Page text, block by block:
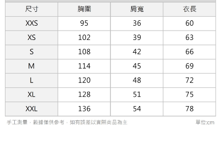
※ 交易是否成功請以「AFTEE先享後付 」之結帳頁面顯示為準，若有關於
是否繳費成功／繳費後需取消欲退款等相關疑問，請聯繫「AFTEE先享後付
客戶支援中心」
https://netprotections.freshdesk.com/support/home
【注意事項】
１．透過由恩沛科技股份有限公司提供之「AFTEE先享後付」服務完成之交
易，需依本服務之必要範圍內提供個人資料，並將交易相關給付款項請求債
２．關於個人資料處理事宜，請瀏覽以下網址：
https://aftee.tw/terms/#terms3
３．未成年的使用者請事先徵得法定代理人或監護人之同意方可使用
「AFTEE先享後付」，若未經同意申辦者引起之損失，本公司不負相關責
任。
４．使用「AFTEE先享後付」時，將依據個別帳號之用戶狀況，依本公司即